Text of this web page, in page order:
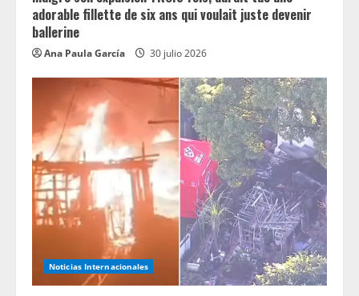
adorable fillette de six ans qui voulait juste devenir
ballerine
Ana Paula García 30 julio 2026
Noticias Internacionales